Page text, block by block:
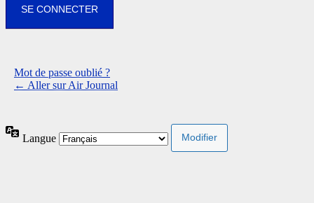
Mot de passe oublié ?
← Aller sur Air Journal
Langue